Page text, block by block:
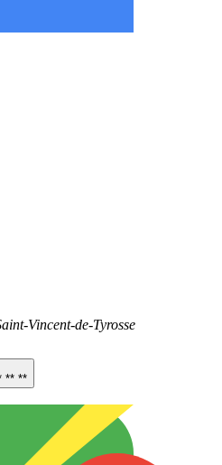
Vincent-de-Tyrosse
** **